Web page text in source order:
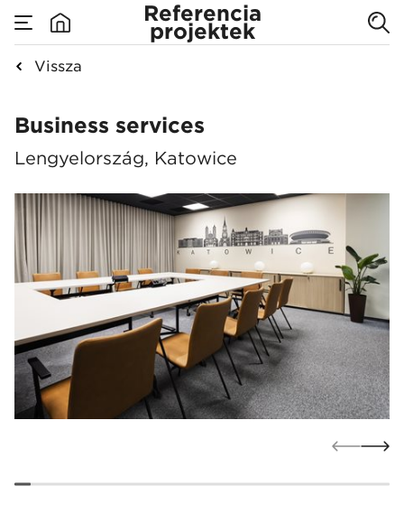
Referencia
projektek
Vissza
Business services
Business services
Lengyelország, Katowice